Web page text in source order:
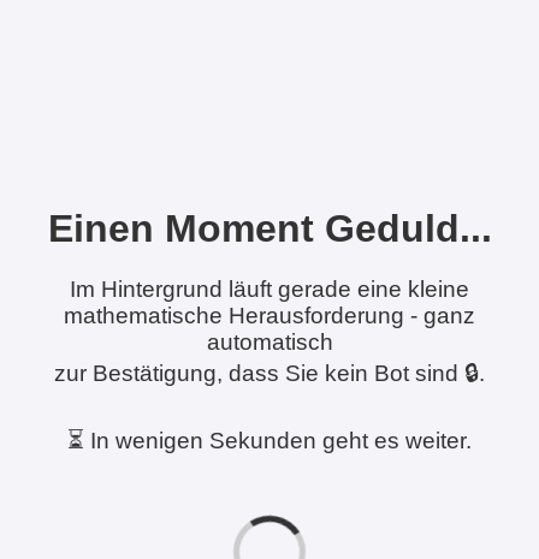
Einen Moment Geduld...
Im Hintergrund läuft gerade eine kleine
mathematische Herausforderung - ganz
automatisch
zur Bestätigung, dass Sie kein Bot sind 🔒.
⏳ In wenigen Sekunden geht es weiter.